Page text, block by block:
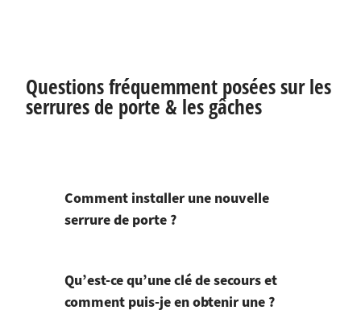
Questions fréquemment posées sur les
serrures de porte & les gâches
Comment installer une nouvelle
serrure de porte ?
Qu’est-ce qu’une clé de secours et
comment puis-je en obtenir une ?